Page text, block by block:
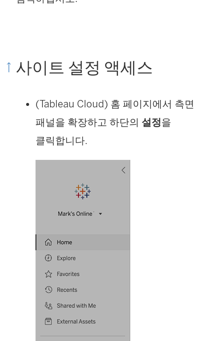
사이트 설정 액세스
(Tableau Cloud) 홈 페이지에서 측면
패널을 확장하고 하단의 설정을
클릭합니다.